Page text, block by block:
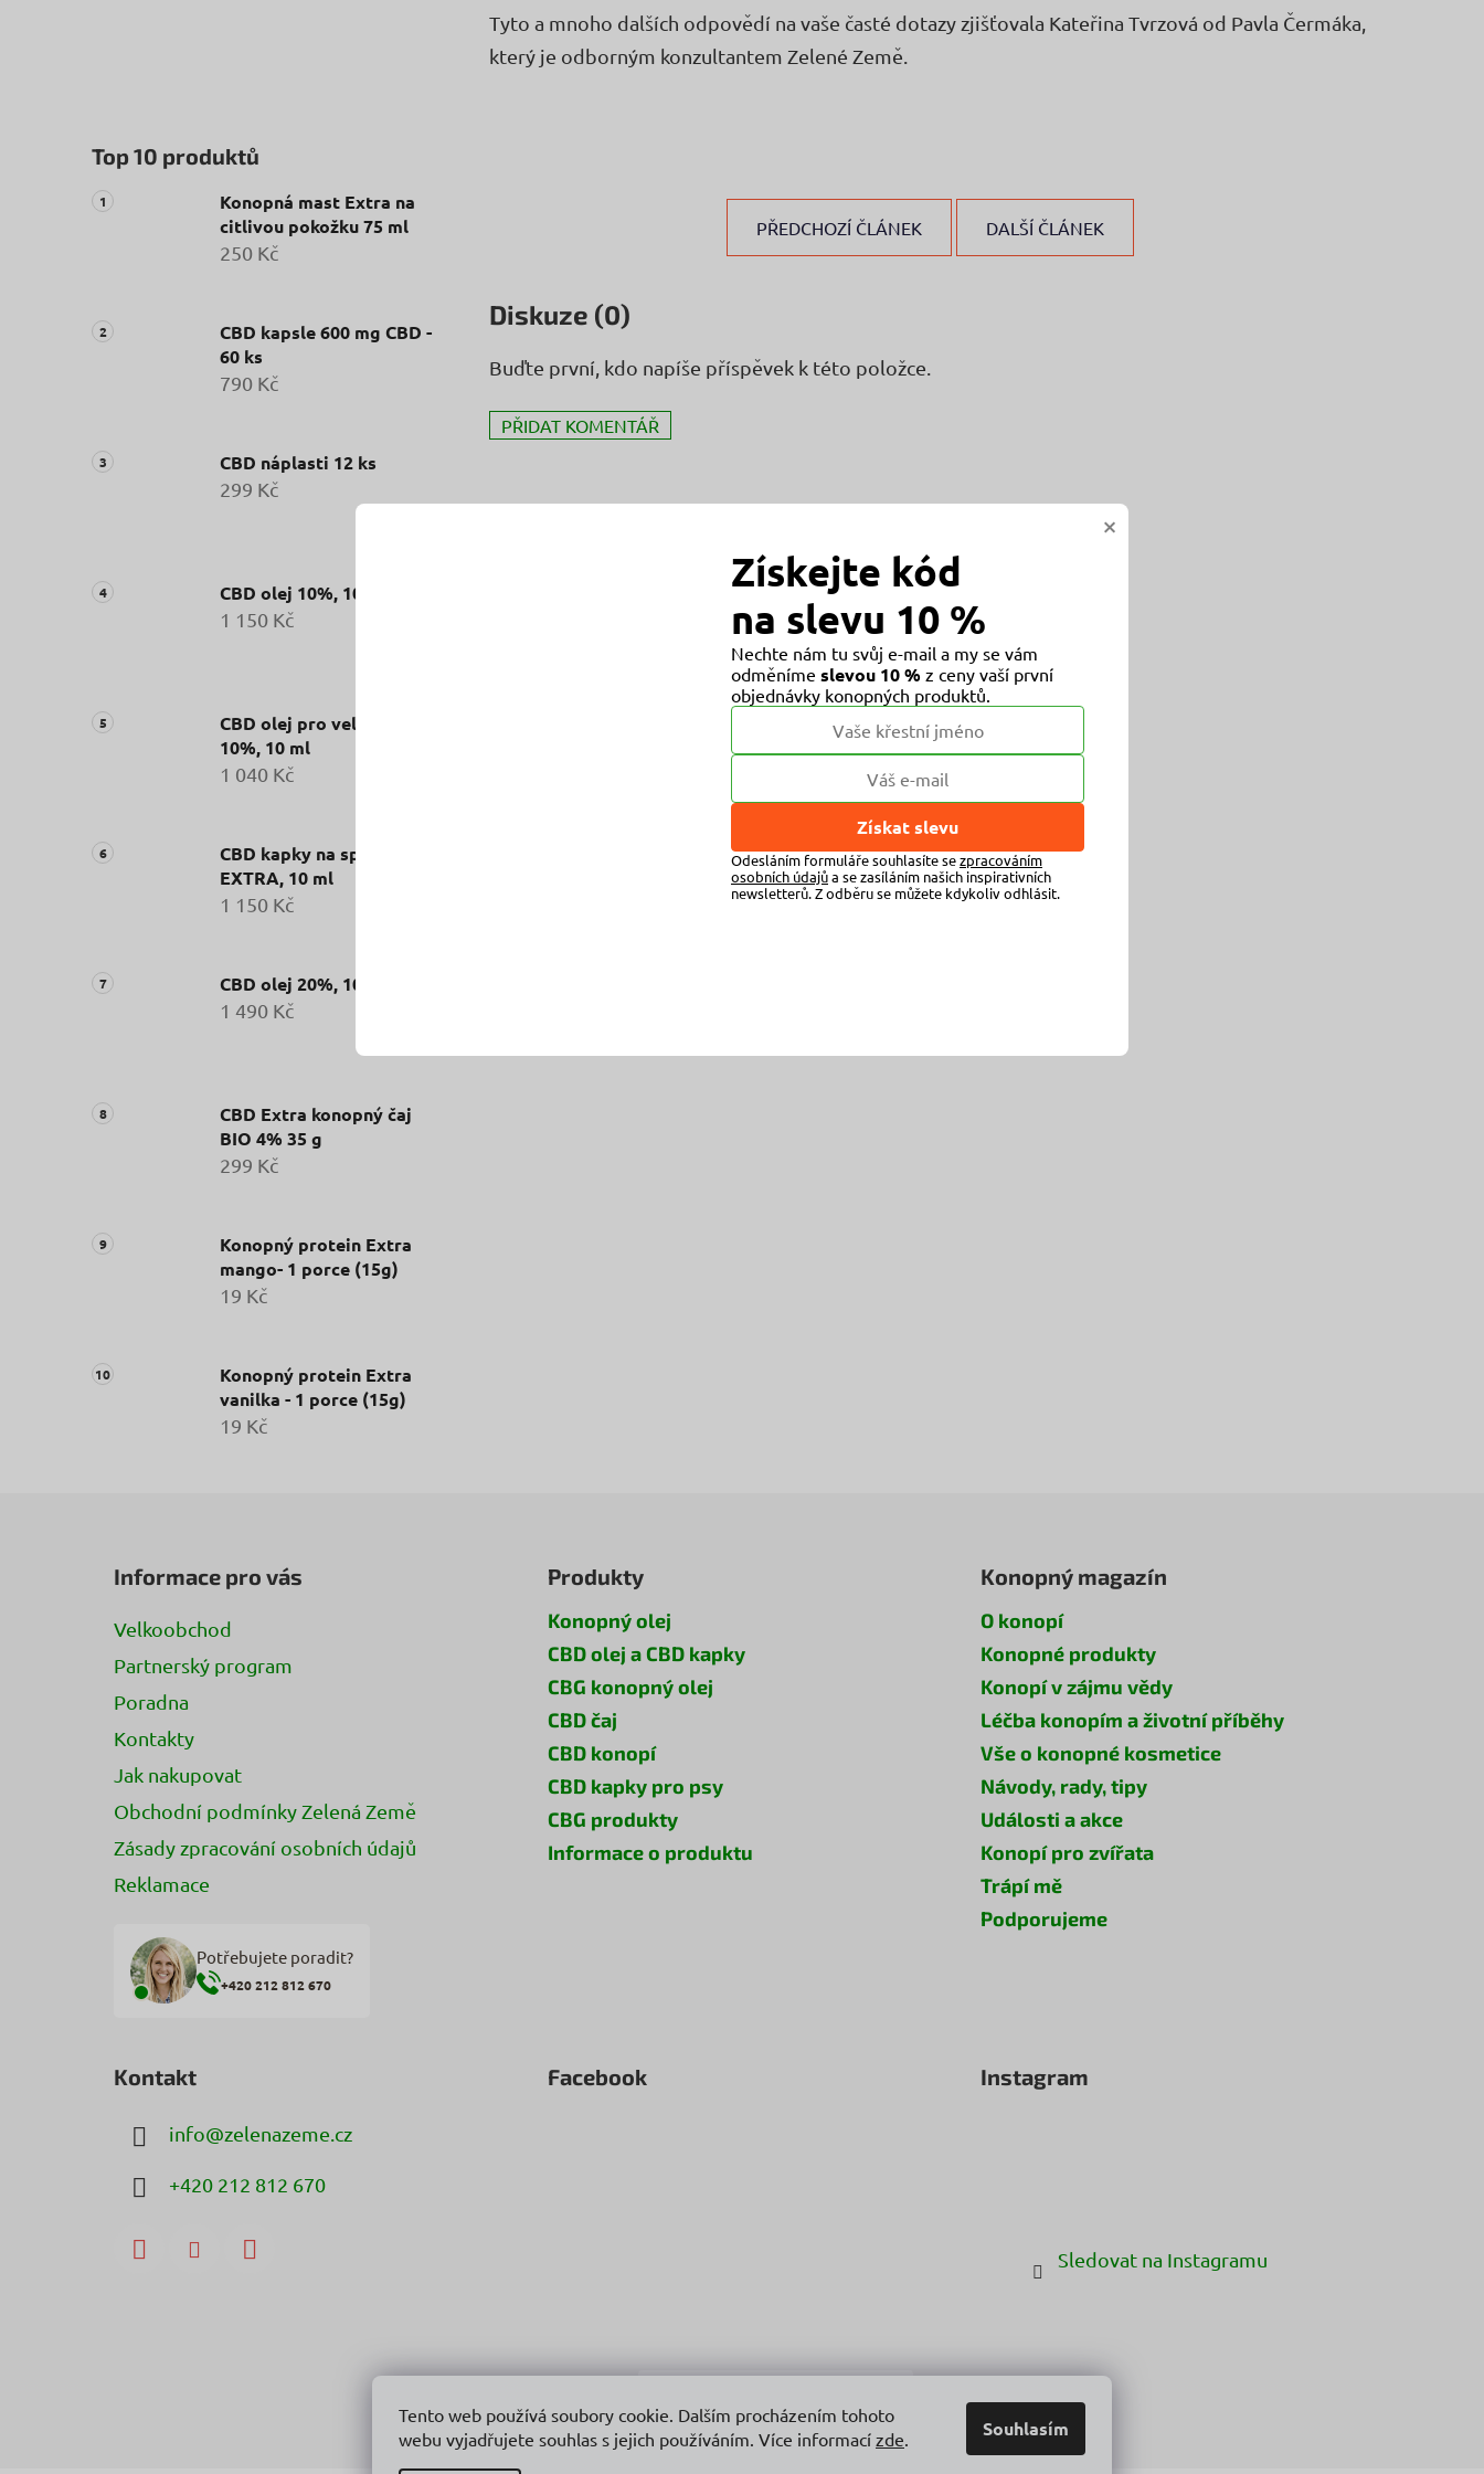
Tento web používá soubory cookie. Dalším procházením tohoto
webu vyjadřujete souhlas s jejich používáním. Více informacízde Souhlasím
Top 10 produktů
Konopná mast Extra na
citlivou pokožku 75 ml
250 Kč
CBD kapsle 600 mg CBD -
60 ks
790 Kč
CBD náplasti 12 ks
299 Kč
CBD olej 10%, 10 ml
1 150 Kč
CBD olej pro velké psy
10%, 10 ml
1 040 Kč
CBD kapky na spaní
EXTRA, 10 ml
1 150 Kč
CBD olej 20%, 10 ml
1 490 Kč
CBD Extra konopný čaj
BIO 4% 35 g
299 Kč
Konopný protein Extra
mango- 1 porce (15g)
19 Kč
Konopný protein Extra
vanilka - 1 porce (15g)
19 Kč
Tyto a mnoho dalších odpovědí na vaše časté dotazy zjišťovala Kateřina Tvrzová od Pavla Čermáka,
který je odborným konzultantem Zelené Země.
PŘEDCHOZÍ ČLÁNEK DALŠÍ ČLÁNEK
Diskuze (0)
Buďte první, kdo napíše příspěvek k této položce.
PŘIDAT KOMENTÁŘ
Informace pro vás
Velkoobchod
Partnerský program
Poradna
Kontakty
Jak nakupovat
Obchodní podmínky Zelená Země
Zásady zpracování osobních údajů
Reklamace
Potřebujete poradit?
+420 212 812 670
Produkty
Konopný olej
CBD olej a CBD kapky
CBG konopný olej
CBD čaj
CBD konopí
CBD kapky pro psy
CBG produkty
Informace o produktu
Konopný magazín
O konopí
Konopné produkty
Konopí v zájmu vědy
Léčba konopím a životní příběhy
Vše o konopné kosmetice
Návody, rady, tipy
Události a akce
Konopí pro zvířata
Trápí mě
Podporujeme
Kontakt
info@zelenazeme.cz
+420 212 812 670
Facebook Instagram
Sledovat na Instagramu
×
Získejte kód
na slevu 10 %
Nechte nám tu svůj e-mail a my se vám
odměnímeslevou 10 %z ceny vaší první
objednávky konopných produktů.
Získat slevu
Odesláním formuláře souhlasíte se zpracováním
osobních údajů a se zasíláním našich inspirativních
newsletterů. Z odběru se můžete kdykoliv odhlásit.